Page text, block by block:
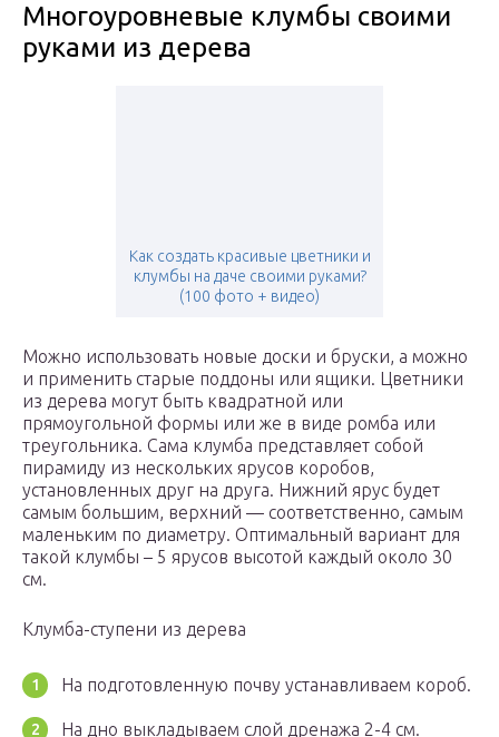
Многоуровневые клумбы своими
руками из дерева
Как создать красивые цветники и
клумбы на даче своими руками?
(100 фото + видео)
Можно использовать новые доски и бруски, а можно
и применить старые поддоны или ящики. Цветники
из дерева могут быть квадратной или
прямоугольной формы или же в виде ромба или
треугольника. Сама клумба представляет собой
пирамиду из нескольких ярусов коробов,
установленных друг на друга. Нижний ярус будет
самым большим, верхний — соответственно, самым
маленьким по диаметру. Оптимальный вариант для
такой клумбы – 5 ярусов высотой каждый около 30
см.
Клумба-ступени из дерева
На подготовленную почву устанавливаем короб.
На дно выкладываем слой дренажа 2-4 см.